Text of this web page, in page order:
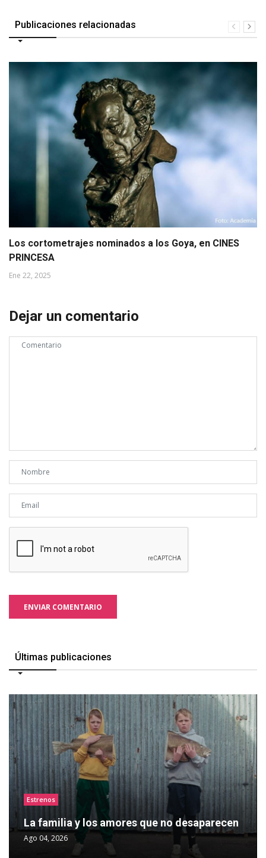
Publicaciones relacionadas
Los cortometrajes nominados a los Goya, en CINES
PRINCESA
Ene 22, 2025
Dejar un comentario
ENVIAR COMENTARIO
Últimas publicaciones
Estrenos
La familia y los amores que no desaparecen
Ago 04, 2026